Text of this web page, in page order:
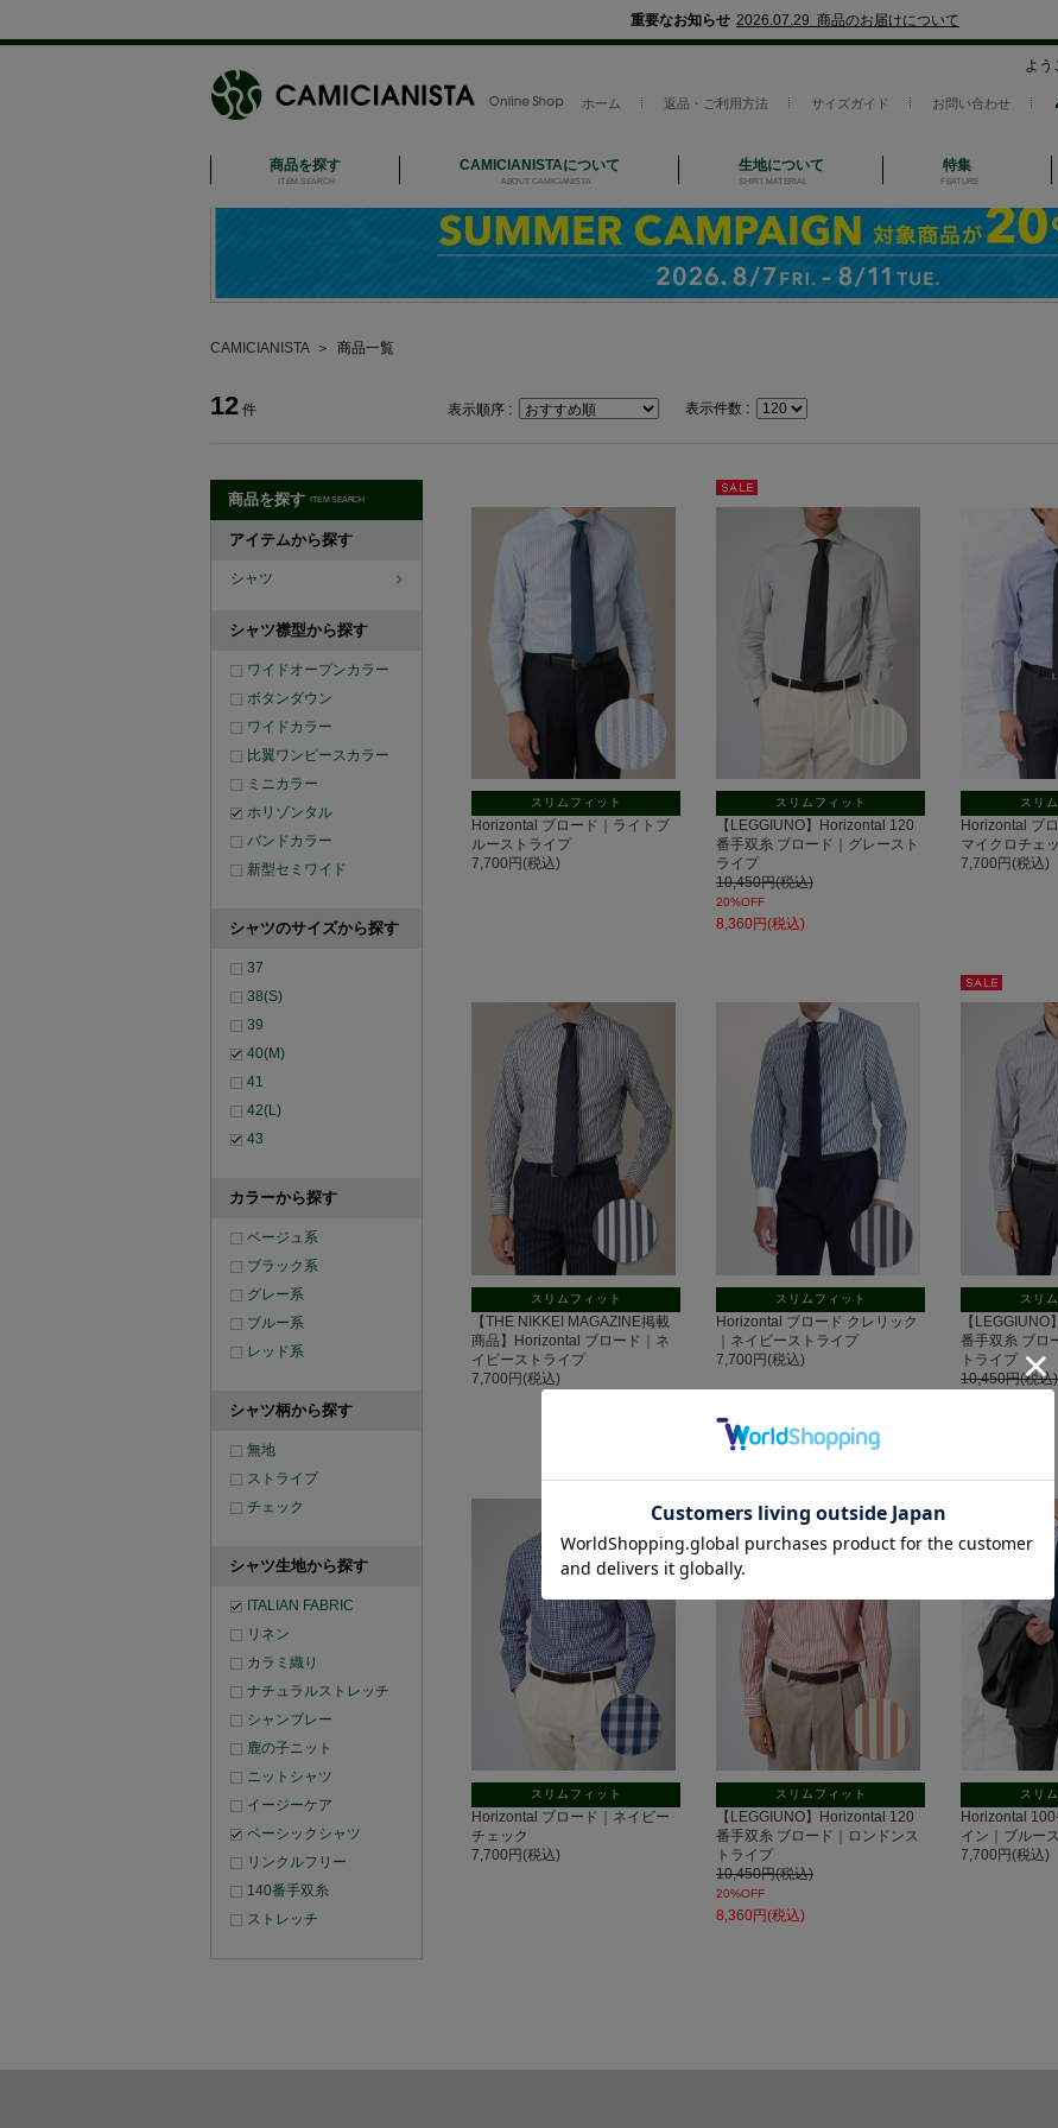
重要なお知らせ 2026.07.29 商品のお届けについて
よう
ホーム 返品・ご利用方法 サイズガイド お問い合わせ
商品を探す
ITEM SEARCH
CAMICIANISTAについて
ABOUT CAMICIANISTA
生地について
SHIRT MATERIAL
特集
FEATURE
CAMICIANISTA＞ 商品一覧
12 件 表示順序 : 表示件数 :
商品を探す ITEM SEARCH
アイテムから探す
シャツ
シャツ襟型から探す
ワイドオープンカラー
ボタンダウン
ワイドカラー
比翼ワンピースカラー
ミニカラー
ホリゾンタル
バンドカラー
新型セミワイド
シャツのサイズから探す
37
38(S)
39
40(M)
41
42(L)
43
カラーから探す
ベージュ系
ブラック系
グレー系
ブルー系
レッド系
シャツ柄から探す
無地
ストライプ
チェック
シャツ生地から探す
ITALIAN FABRIC
リネン
カラミ織り
ナチュラルストレッチ
シャンブレー
鹿の子ニット
ニットシャツ
イージーケア
ベーシックシャツ
リンクルフリー
140番手双糸
ストレッチ
スリムフィット
Horizontal ブロード｜ライトブ
ルーストライプ
7,700円(税込)
セー
スリムフィット
【LEGGIUNO】Horizontal 120
番手双糸 ブロード｜グレースト
ライプ
10,450円(税込)
20%OFF
8,360円(税込)
スリ
Horizontal ブ
マイクロチェ
7,700円(税込)
スリムフィット
【THE NIKKEI MAGAZINE掲載
商品】Horizontal ブロード｜ネ
イビーストライプ
7,700円(税込)
スリムフィット
Horizontal ブロード クレリック
｜ネイビーストライプ
7,700円(税込)
セー
スリ
【
番手双糸 ブロ
トライプ
10,450円(税込)
スリムフィット
Horizontal ブロード｜ネイビー
チェック
7,700円(税込)
ル
スリムフィット
【LEGGIUNO】Horizontal 120
番手双糸 ブロード｜ロンドンス
トライプ
10,450円(税込)
20%OFF
8,360円(税込)
スリ
Horizontal
イン｜ブルー
7,700円(税込)